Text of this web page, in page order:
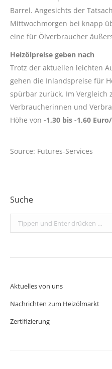
Barrel. Angesichts der
Mittwochmorgen bei knapp
eine für Ölverbraucher
Heizölpreise geben nach
Trotz der aktuellen leichten
gehen die Inlandspreise für
spürbar zurück. Im Vergleich
Verbraucherinnen und
Höhe von -1,30 bis -1,60 Euro/
Source: Futures-Services
Suche
Search:
Aktuelles von uns
Nachrichten zum Heizölmarkt
Zertifizierung